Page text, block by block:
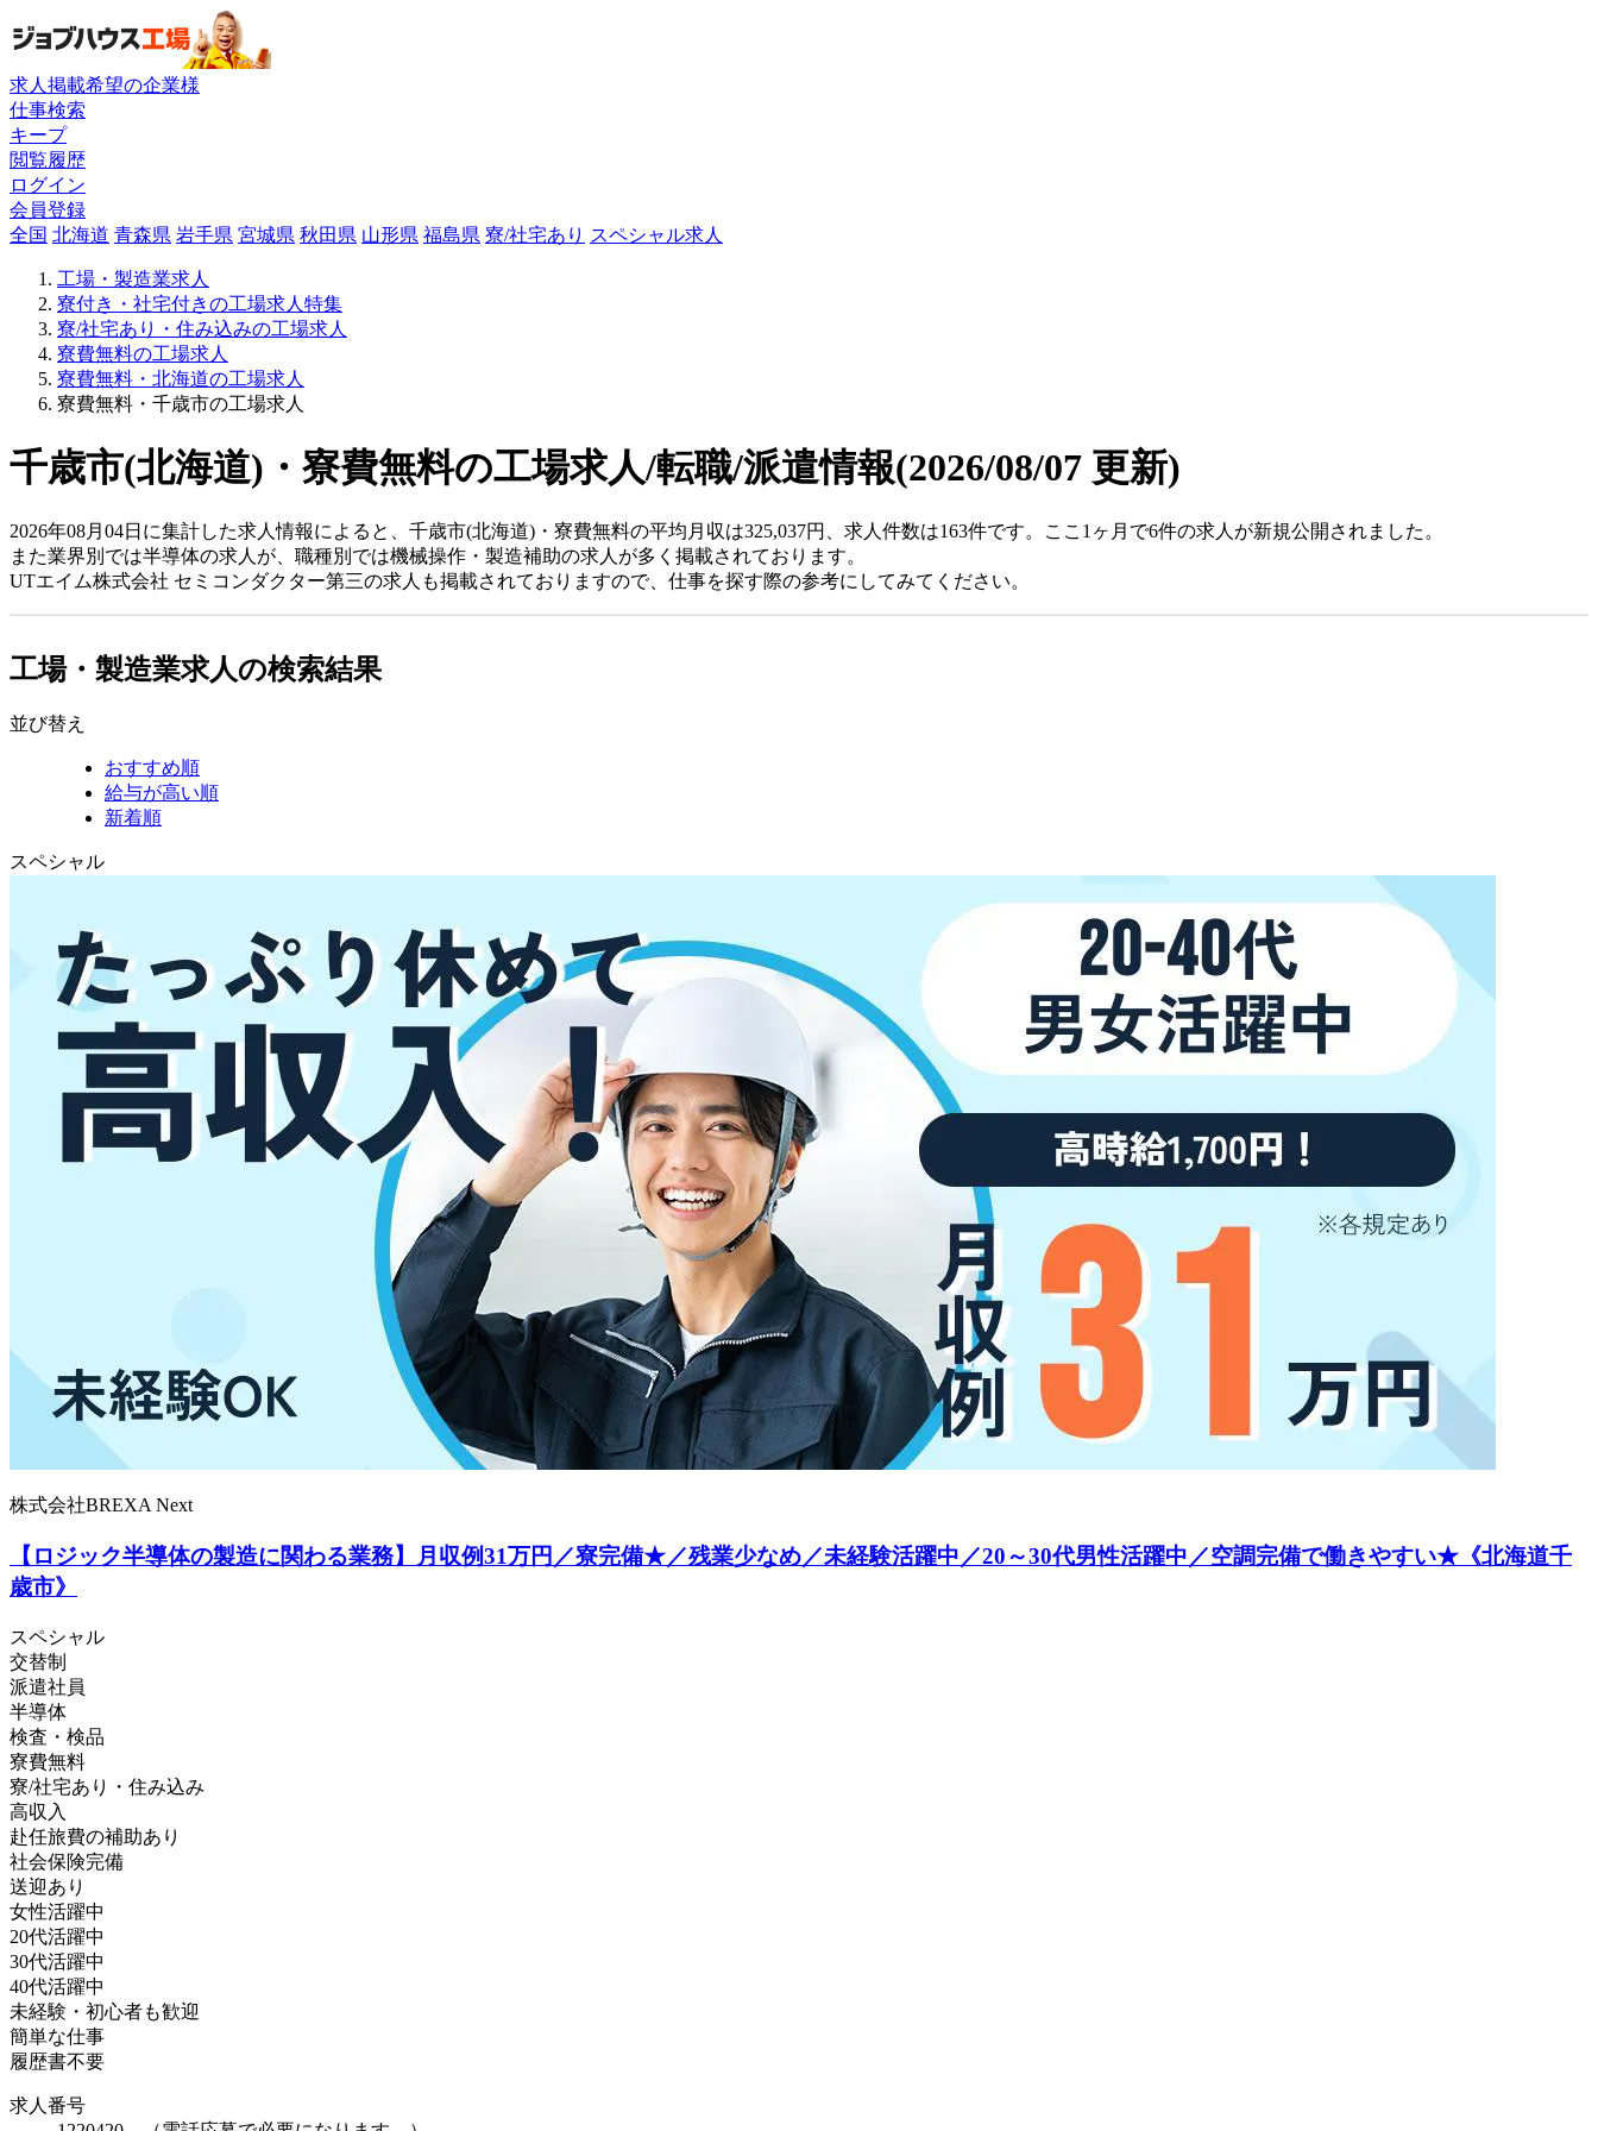
求人掲載希望の企業様
仕事検索
キープ
閲覧履歴
ログイン
会員登録
全国 北海道 青森県 岩手県 宮城県 秋田県 山形県 福島県 寮/社宅あり スペシャル求人
工場・製造業求人
寮付き・社宅付きの工場求人特集
寮/社宅あり・住み込みの工場求人
寮費無料の工場求人
寮費無料・北海道の工場求人
寮費無料・千歳市の工場求人
千歳市(北海道)・寮費無料の工場求人/転職/派遣情報(2026/08/07 更新)
2026年08月04日に集計した求人情報によると、千歳市(北海道)・寮費無料の平均月収は325,037円、求人件数は163件です。ここ1ヶ月で6件の求人が新規公開されました。
また業界別では半導体の求人が、職種別では機械操作・製造補助の求人が多く掲載されております。
UTエイム株式会社 セミコンダクター第三の求人も掲載されておりますので、仕事を探す際の参考にしてみてください。
工場・製造業求人の検索結果
並び替え
おすすめ順
給与が高い順
新着順
スペシャル
株式会社BREXA Next
【ロジック半導体の製造に関わる業務】月収例31万円／寮完備★／残業少なめ／未経験活躍中／20～30代男性活躍中／空調完備で働きやすい★《北海道千
歳市》
スペシャル
交替制
派遣社員
半導体
検査・検品
寮費無料
寮/社宅あり・住み込み
高収入
赴任旅費の補助あり
社会保険完備
送迎あり
女性活躍中
20代活躍中
30代活躍中
40代活躍中
未経験・初心者も歓迎
簡単な仕事
履歴書不要
求人番号